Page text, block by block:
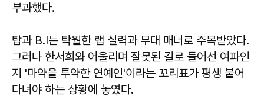
부과했다.
탑과 B.I는 탁월한 랩 실력과 무대 매너로 주목받았다.
그러나 한서희와 어울리며 잘못된 길로 들어선 여파인
지 '마약을 투약한 연예인'이라는 꼬리표가 평생 붙어
다녀야 하는 상황에 놓였다.